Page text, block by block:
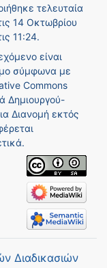
τελευταία
14 Οκτωβρίου
11:24.
είναι
σύμφωνα με
Commons
Δημιουργού-
Διανομή εκτός
Διαδικασιών